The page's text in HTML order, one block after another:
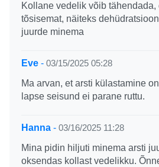
Kollane vedelik võib
tõsisemat, näiteks
juurde minema
Eve - 03/15/2025 05:28
Ma arvan, et arsti külastamine
lapse seisund ei parane ruttu.
Hanna - 03/16/2025 11:28
Mina pidin hiljuti minema arsti
oksendas kollast vedelikku.